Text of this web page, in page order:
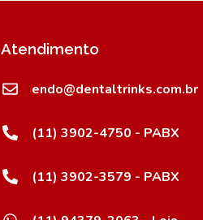
Atendimento
endo@dentaltrinks.com.br
(11) 3902-4750 - PABX
(11) 3902-3579 - PABX